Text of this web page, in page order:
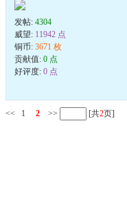
发帖: 4304
威望: 11942 点
铜币: 3671 枚
贡献值: 0 点
好评度: 0 点
<< 1 2 >> [共2页]